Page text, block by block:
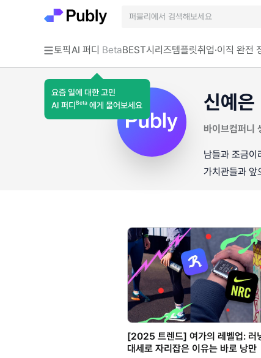
토픽AI 퍼디 Beta
요즘 일에 대한 고민
AI 퍼디 Beta 에게 물어보세요
BEST시리즈템플릿취업·이직 완전
신예은
바이브컴퍼니
남들과 조금이
가치관들과 앞
[2025 트렌드] 여가의 레벨업: 러
대세로 자리잡은 이유는 바로 낭만